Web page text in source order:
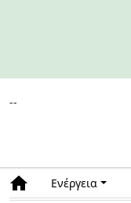
--
Ενέργεια